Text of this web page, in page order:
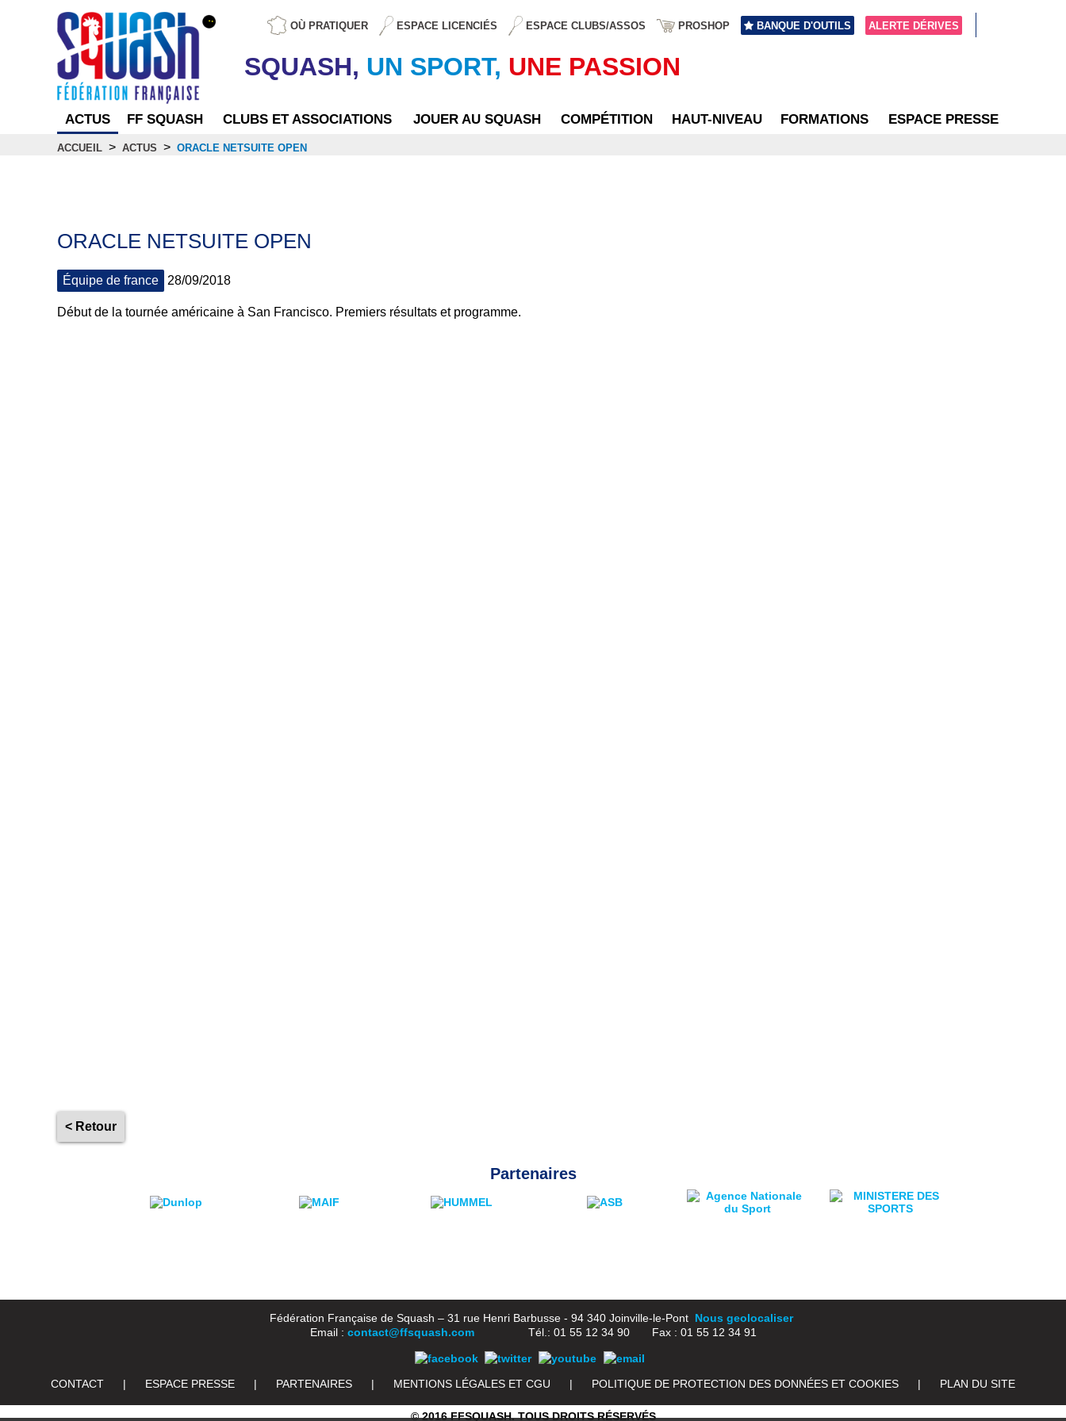
OÙ PRATIQUER ESPACE LICENCIÉS ESPACE CLUBS/ASSOS PROSHOP BANQUE D'OUTILS ALERTE DÉRIVES
SQUASH, UN SPORT, UNE PASSION
ACTUS FF SQUASH CLUBS ET ASSOCIATIONS JOUER AU SQUASH COMPÉTITION HAUT-NIVEAU FORMATIONS ESPACE PRESSE
ACCUEIL > ACTUS > ORACLE NETSUITE OPEN
ORACLE NETSUITE OPEN
Équipe de france 28/09/2018
Début de la tournée américaine à San Francisco. Premiers résultats et programme.
< Retour
Partenaires
Fédération Française de Squash – 31 rue Henri Barbusse - 94 340 Joinville-le-Pont Nous geolocaliser
Email : contact@ffsquash.comTél.: 01 55 12 34 90 Fax : 01 55 12 34 91
CONTACT | ESPACE PRESSE | PARTENAIRES | MENTIONS LÉGALES ET CGU | POLITIQUE DE PROTECTION DES DONNÉES ET COOKIES | PLAN DU SITE
© 2016 FFSQUASH. TOUS DROITS RÉSERVÉS